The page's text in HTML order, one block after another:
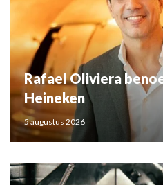
Rafael Oliviera
Heineken
5 augustus 2026